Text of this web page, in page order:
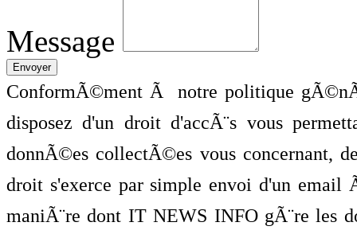
Message
ConformÃ©ment Ã notre politique
disposez d'un droit d'accÃ¨s vous
donnÃ©es collectÃ©es vous concernant,
droit s'exerce par simple envoi d'un
maniÃ¨re dont IT NEWS INFO gÃ¨re les